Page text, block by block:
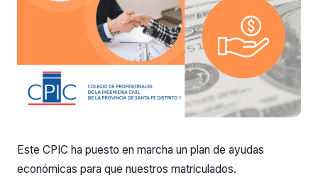
Este CPIC ha puesto en marcha un plan de ayudas
económicas para que nuestros matriculados.